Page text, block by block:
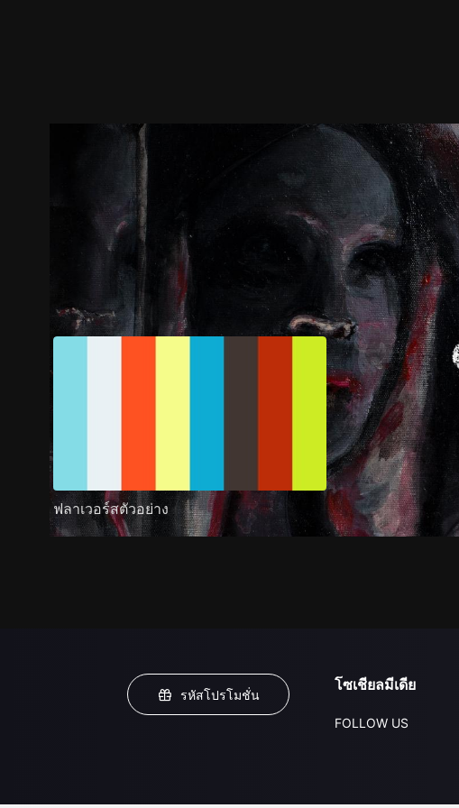
ภาพนิ่ง เนื้อหาที่แนะนำ รายละเอียด
ฟลาเวอร์สตัวอย่าง
รหัสโปรโมชั่น
โซเชียลมีเดีย
FOLLOW US